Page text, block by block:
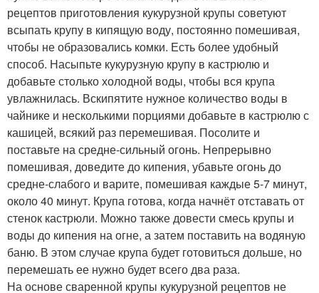
рецептов приготовления кукурузной крупы советуют
всыпать крупу в кипящую воду, постоянно помешивая,
чтобы не образовались комки. Есть более удобный
способ. Насыпьте кукурузную крупу в кастрюлю и
добавьте столько холодной воды, чтобы вся крупа
увлажнилась. Вскипятите нужное количество воды в
чайнике и несколькими порциями добавьте в кастрюлю с
кашицей, всякий раз перемешивая. Посолите и
поставьте на средне-сильный огонь. Непрерывно
помешивая, доведите до кипения, убавьте огонь до
средне-слабого и варите, помешивая каждые 5-7 минут,
около 40 минут. Крупа готова, когда начнёт отставать от
стенок кастрюли. Можно также довести смесь крупы и
воды до кипения на огне, а затем поставить на водяную
баню. В этом случае крупа будет готовиться дольше, но
перемешать ее нужно будет всего два раза.
На основе сваренной крупы кукурузной рецептов не